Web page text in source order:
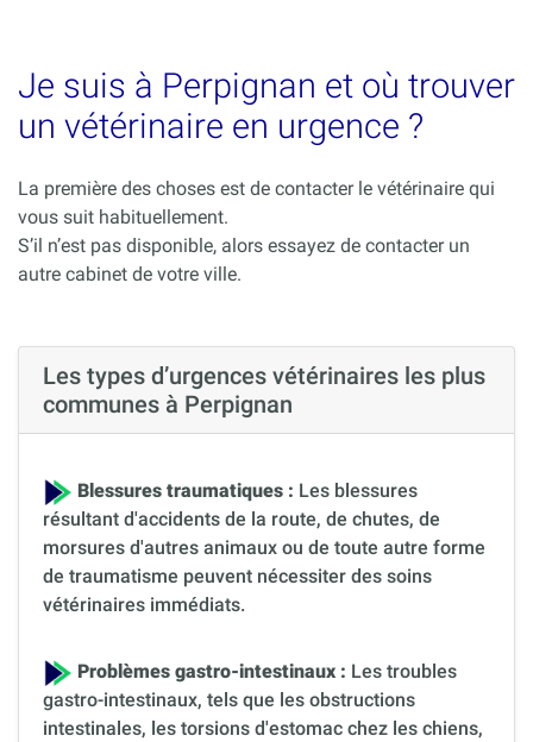
Je suis à Perpignan et où trouver
un vétérinaire en urgence ?
La première des choses est de contacter le vétérinaire qui
vous suit habituellement.
S’il n’est pas disponible, alors essayez de contacter un
autre cabinet de votre ville.
Les types d’urgences vétérinaires les plus
communes à Perpignan
Blessures traumatiques : Les blessures
résultant d'accidents de la route, de chutes, de
morsures d'autres animaux ou de toute autre forme
de traumatisme peuvent nécessiter des soins
vétérinaires immédiats.
Problèmes gastro-intestinaux : Les troubles
gastro-intestinaux, tels que les obstructions
intestinales, les torsions d'estomac chez les chiens,